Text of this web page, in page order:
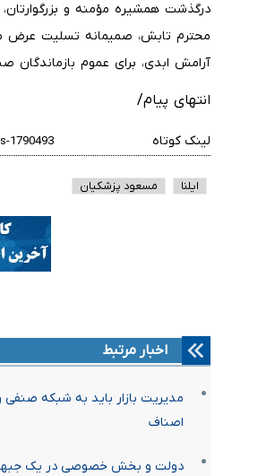
درگذشت همشیره مؤمنه و
محترم تابش، صمیمانه تسلیت عرض
آرامش ابدی، برای عموم
انتهای پیام/
لینک کوتاه
ایلنا مسعود پزشکیان
اخبار مرتبط
مدیریت بازار باید به شبکه صنفی
اصناف
دولت و بخش خصوصی در یک جبهه